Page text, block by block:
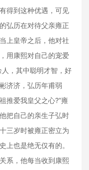
得到这种优遇，可见
弘历在对待父亲雍正
上皇帝之后，他对社
用康熙对自己的宠爱
，其中聪明才智，好
济济，弘历年甫弱
推爱我皇父之心?”雍
把自己的亲生子弘时
三岁时被雍正密立为
上也是绝无仅有的。
系，他每当收到康熙